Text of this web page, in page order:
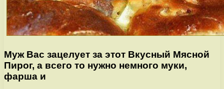
Муж Вас зацелует за этот Вкусный Мясной
Пирог, а всего то нужно немного муки,
фарша и